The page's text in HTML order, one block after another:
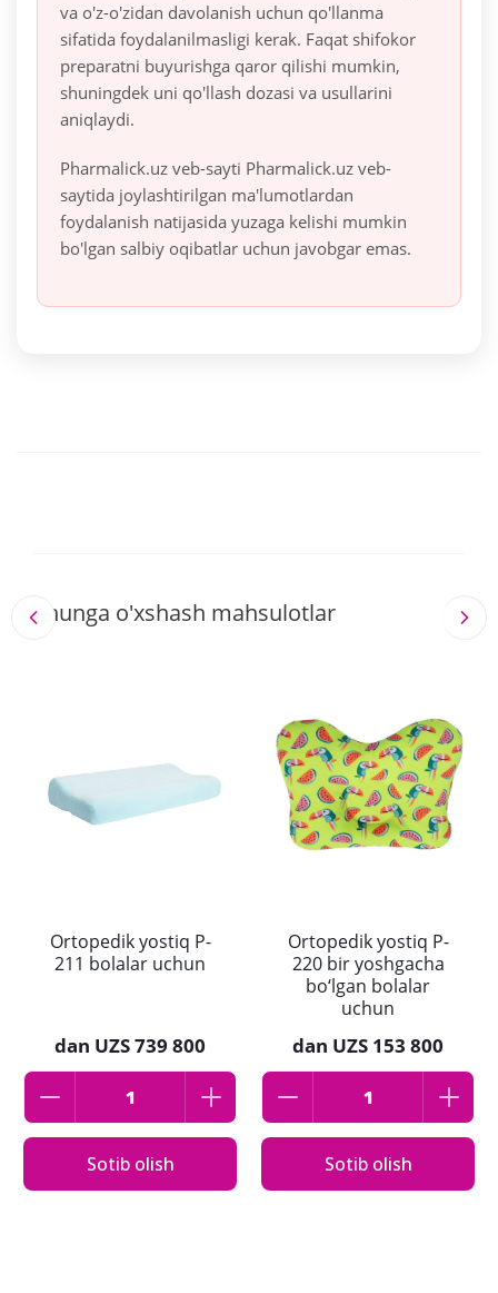
va o'z-o'zidan davolanish uchun qo'llanma
sifatida foydalanilmasligi kerak. Faqat shifokor
preparatni buyurishga qaror qilishi mumkin,
shuningdek uni qo'llash dozasi va usullarini
aniqlaydi.
Pharmalick.uz veb-sayti Pharmalick.uz veb-
saytida joylashtirilgan ma'lumotlardan
foydalanish natijasida yuzaga kelishi mumkin
bo'lgan salbiy oqibatlar uchun javobgar emas.
Shunga o'xshash mahsulotlar
Ortopedik yostiq P-
211 bolalar uchun
dan UZS 739 800
Sotib olish
Ortopedik yostiq P-
220 bir yoshgacha
bo‘lgan bolalar
uchun
dan UZS 153 800
Sotib olish